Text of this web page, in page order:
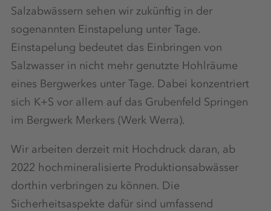
Salzabwässern sehen wir zukünftig in der
sogenannten Einstapelung unter Tage.
Einstapelung bedeutet das Einbringen von
Salzwasser in nicht mehr genutzte Hohlräume
eines Bergwerkes unter Tage. Dabei konzentriert
sich K+S vor allem auf das Grubenfeld Springen
im Bergwerk Merkers (Werk Werra).
Wir arbeiten derzeit mit Hochdruck daran, ab
2022 hochmineralisierte Produktionsabwässer
dorthin verbringen zu können. Die
Sicherheitsaspekte dafür sind umfassend